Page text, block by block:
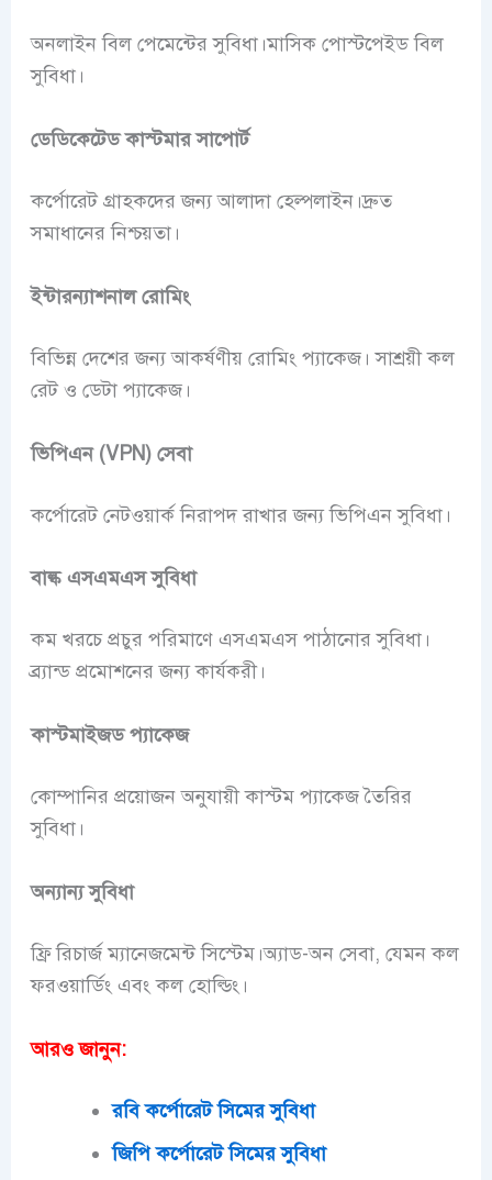
অনলাইন বিল পেমেন্টের সুবিধা।মাসিক পোস্টপেইড বিল
সুবিধা।
ডেডিকেটেড কাস্টমার সাপোর্ট
কর্পোরেট গ্রাহকদের জন্য আলাদা হেল্পলাইন।দ্রুত
সমাধানের নিশ্চয়তা।
ইন্টারন্যাশনাল রোমিং
বিভিন্ন দেশের জন্য আকর্ষণীয় রোমিং প্যাকেজ। সাশ্রয়ী কল
রেট ও ডেটা প্যাকেজ।
ভিপিএন (VPN) সেবা
কর্পোরেট নেটওয়ার্ক নিরাপদ রাখার জন্য ভিপিএন সুবিধা।
বাল্ক এসএমএস সুবিধা
কম খরচে প্রচুর পরিমাণে এসএমএস পাঠানোর সুবিধা।
ব্র্যান্ড প্রমোশনের জন্য কার্যকরী।
কাস্টমাইজড প্যাকেজ
কোম্পানির প্রয়োজন অনুযায়ী কাস্টম প্যাকেজ তৈরির
সুবিধা।
অন্যান্য সুবিধা
ফ্রি রিচার্জ ম্যানেজমেন্ট সিস্টেম।অ্যাড-অন সেবা, যেমন কল
ফরওয়ার্ডিং এবং কল হোল্ডিং।
আরও জানুন:
রবি কর্পোরেট সিমের সুবিধা
জিপি কর্পোরেট সিমের সুবিধা